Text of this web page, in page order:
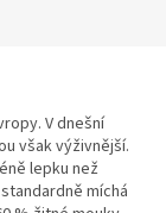
V dnešní
však výživnější.
lepku než
míchá